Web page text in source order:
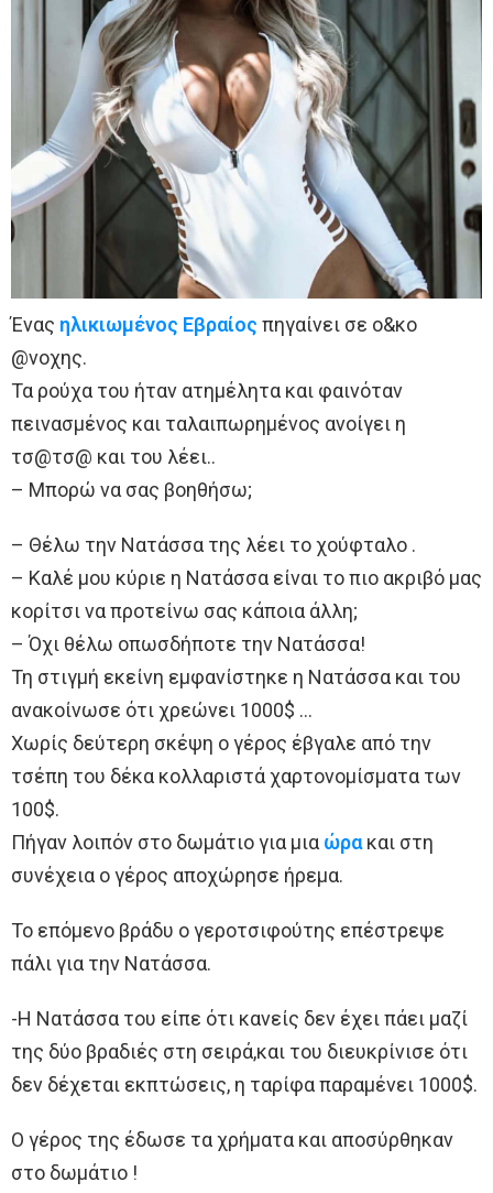
Ένας ηλικιωμένος Εβραίος πηγαίνει σε ο&κο
@νοχης.
Τα ρούχα του ήταν ατημέλητα και φαινόταν
πεινασμένος και ταλαιπωρημένος ανοίγει η
τσ@τσ@ και του λέει..
– Μπορώ να σας βοηθήσω;
– Θέλω την Νατάσσα της λέει το χούφταλο .
– Καλέ μου κύριε η Νατάσσα είναι το πιο ακριβό μας
κορίτσι να προτείνω σας κάποια άλλη;
– Όχι θέλω οπωσδήποτε την Νατάσσα!
Τη στιγμή εκείνη εμφανίστηκε η Νατάσσα και του
ανακοίνωσε ότι χρεώνει 1000$ …
Χωρίς δεύτερη σκέψη ο γέρος έβγαλε από την
τσέπη του δέκα κολλαριστά χαρτονομίσματα των
100$.
Πήγαν λοιπόν στο δωμάτιο για μιαώρακαι στη
συνέχεια ο γέρος αποχώρησε ήρεμα.
Το επόμενο βράδυ ο γεροτσιφούτης επέστρεψε
πάλι για την Νατάσσα.
-Η Νατάσσα του είπε ότι κανείς δεν έχει πάει μαζί
της δύο βραδιές στη σειρά,και του διευκρίνισε ότι
δεν δέχεται εκπτώσεις, η ταρίφα παραμένει 1000$.
Ο γέρος της έδωσε τα χρήματα και αποσύρθηκαν
στο δωμάτιο !